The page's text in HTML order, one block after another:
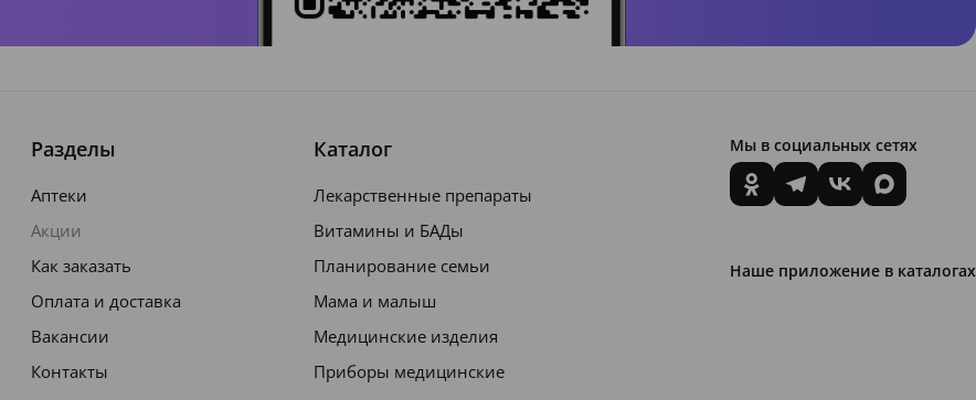
Разделы
Аптеки
Акции
Как заказать
Оплата и доставка
Вакансии
Контакты
Каталог
Лекарственные препараты
Витамины и БАДы
Планирование семьи
Мама и малыш
Медицинские изделия
Приборы медицинские
Мы в социальных сетях
Наше приложение в каталогах